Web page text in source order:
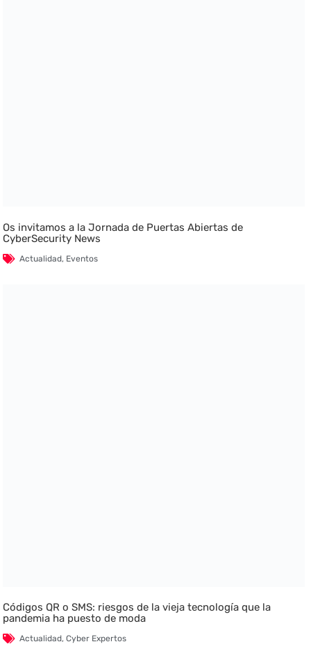
Os invitamos a la Jornada de Puertas Abiertas de
CyberSecurity News
Actualidad, Eventos
Códigos QR o SMS: riesgos de la vieja tecnología que la
pandemia ha puesto de moda
Actualidad,Cyber Expertos